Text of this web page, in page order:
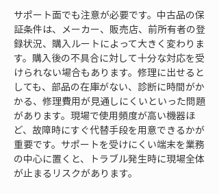
サポート面でも注意が必要です。中古品の保
証条件は、メーカー、販売店、前所有者の登
録状況、購入ルートによって大きく変わりま
す。購入後の不具合に対して十分な対応を受
けられない場合もあります。修理に出せると
しても、部品の在庫がない、診断に時間がか
かる、修理費用が見通しにくいといった問題
があります。現場で使用頻度が高い機器ほ
ど、故障時にすぐ代替手段を用意できるかが
重要です。サポートを受けにくい端末を業務
の中心に置くと、トラブル発生時に現場全体
が止まるリスクがあります。